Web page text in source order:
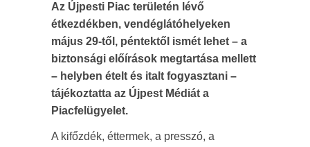
Az Újpesti Piac területén lévő
étkezdékben, vendéglátóhelyeken
május 29-től, péntektől ismét lehet – a
biztonsági előírások megtartása mellett
– helyben ételt és italt fogyasztani –
tájékoztatta az Újpest Médiát a
Piacfelügyelet.
A kifőzdék, éttermek, a presszó, a